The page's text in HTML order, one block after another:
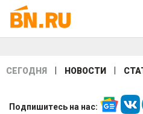
СЕГОДНЯ НОВОСТИ
Подпишитесь на нас: